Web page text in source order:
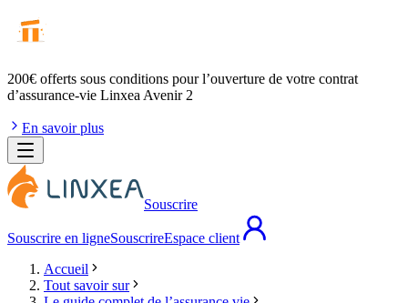
200€ offerts sous conditions pour l’ouverture de votre contrat
d’assurance-vie Linxea Avenir 2
En savoir plus
Souscrire
Souscrire en ligneSouscrireEspace client
Accueil
Tout savoir sur